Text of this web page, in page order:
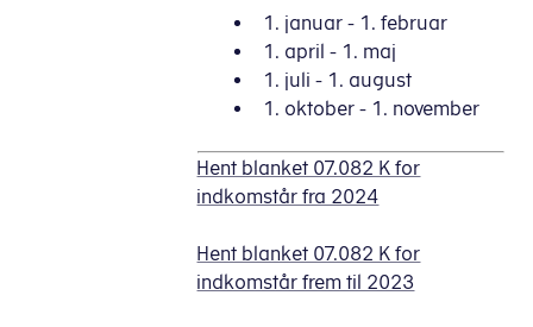
1. januar - 1. februar
1. april - 1. maj
1. juli - 1. august
1. oktober - 1. november
Hent blanket 07.082 K for
indkomstår fra 2024
Hent blanket 07.082 K for
indkomstår frem til 2023